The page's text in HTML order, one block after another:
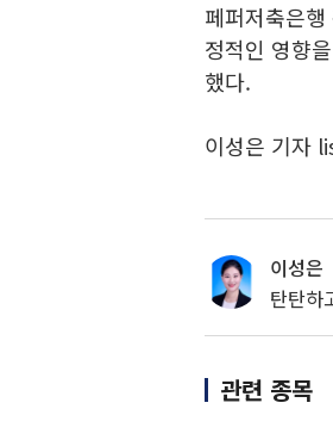
페퍼저축은
정적인 영향
했다.
이성은 기자
이성은
탄탄하
관련 종목